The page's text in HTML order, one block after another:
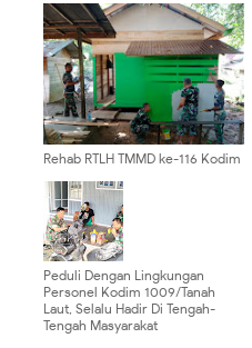
Rehab RTLH TMMD ke-116 Kodim
Pengecetan
Peduli Dengan Lingkungan
Personel Kodim 1009/Tanah
Laut, Selalu Hadir Di Tengah-
Tengah Masyarakat